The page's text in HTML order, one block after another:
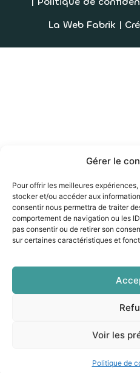
Gérer le
Pour offrir les meilleures
stocker et/ou accéder aux
consentir nous permettra de traiter
comportement de navigation ou les
pas consentir ou de retirer son
sur certaines caractéristiques et
Voir les
Politique de
La Web Fabrik |